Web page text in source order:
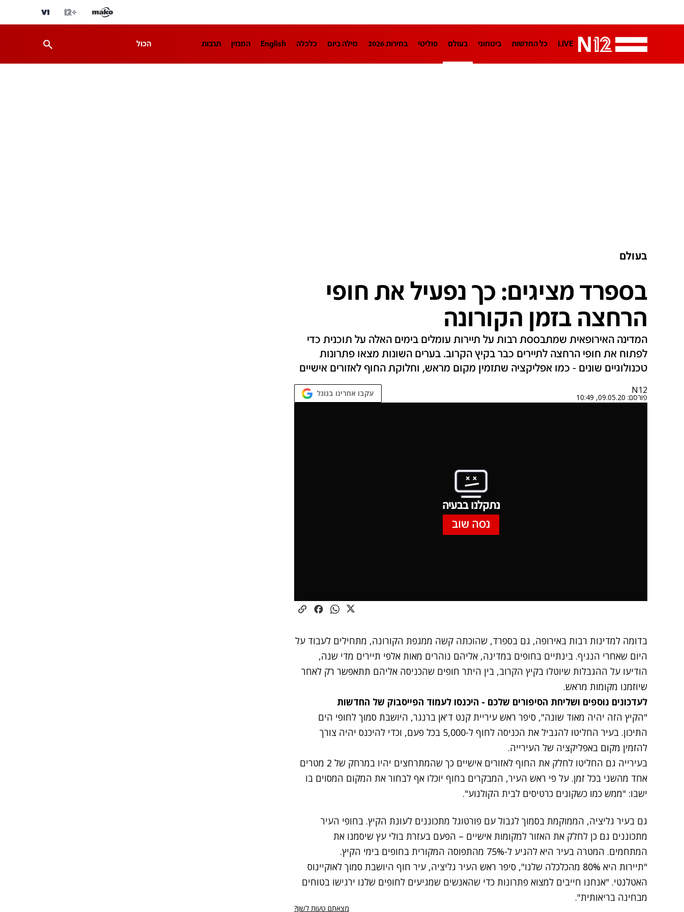
LIVE כל החדשות ביטחוני בעולם פוליטי בחירות 2026 מילה ביום כלכלה English המגזין תרבות הכול
בעולם
בספרד מציגים: כך נפעיל את חופי
הרחצה בזמן הקורונה
המדינה האירופאית שמתבססת רבות על תיירות עומלים בימים האלה על תוכנית כדי
לפתוח את חופי הרחצה לתיירים כבר בקיץ הקרוב. בערים השונות מצאו פתרונות
טכנולוגיים שונים - כמו אפליקציה שתזמין מקום מראש, וחלוקת החוף לאזורים אישיים
N12
פורסם: 09.05.20, 10:49 עקבו אחרינו בגוגל
נתקלנו בבעיה
נסה שוב
בדומה למדינות רבות באירופה, גם בספרד, שהוכתה קשה ממגפת הקורונה, מתחילים לעבוד על
היום שאחרי הנגיף. בינתיים בחופים במדינה, אליהם נוהרים מאות אלפי תיירים מדי שנה,
הודיעו על ההגבלות שיוטלו בקיץ הקרוב, בין היתר חופים שהכניסה אליהם תתאפשר רק לאחר
שיוזמנו מקומות מראש.
לעדכונים נוספים ושליחת הסיפורים שלכם - היכנסו לעמוד הפייסבוק של החדשות
"הקיץ הזה יהיה מאוד שונה", סיפר ראש עיריית קנט ד'אן ברנגר, היושבת סמוך לחופי הים
התיכון. בעיר החליטו להגביל את הכניסה לחוף ל-5,000 בכל פעם, וכדי להיכנס יהיה צורך
להזמין מקום באפליקציה של העירייה.
בעירייה גם החליטו לחלק את החוף לאזורים אישיים כך שהמתרחצים יהיו במרחק של 2 מטרים
אחד מהשני בכל זמן. על פי ראש העיר, המבקרים בחוף יוכלו אף לבחור את המקום המסוים בו
ישבו: "ממש כמו כשקונים כרטיסים לבית הקולנוע".
גם בעיר גליציה, הממוקמת בסמוך לגבול עם פורטוגל מתכוננים לעונת הקיץ. בחופי העיר
מתכוננים גם כן לחלק את האזור למקומות אישיים – הפעם בעזרת בולי עץ שיסמנו את
המתחמים. המטרה בעיר היא להגיע ל-75% מהתפוסה המקורית בחופים בימי הקיץ.
"תיירות היא 80% מהכלכלה שלנו", סיפר ראש העיר גליציה, עיר חוף היושבת סמוך לאוקיינוס
האטלנטי. "אנחנו חייבים למצוא פתרונות כדי שהאנשים שמגיעים לחופים שלנו ירגישו בטוחים
מבחינה בריאותית".
מצאתם טעות לשון?